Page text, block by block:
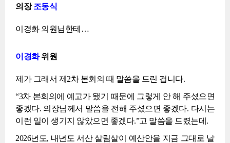
의장조동식
이경화 의원님한테…
이경화위원
제가 그래서 제2차 본회의 때 말씀을 드린 겁니다.
“3차 본회의에 예고가 됐기 때문에 그렇게 안 해 주셨으면
좋겠다. 의장님께서 말씀을 전해 주셨으면 좋겠다. 다시는
이런 일이 생기지 않았으면 좋겠다.”고 말씀을 드렸는데.
2026년도, 내년도 서산 살림살이 예산안을 지금 그대로 날